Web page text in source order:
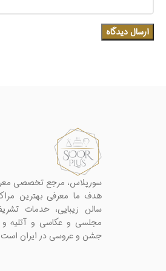
سورپلاس، مرجع تخصصی
هدف ما معرفی بهترین
سالن زیبایی، خدمات
مجلسی و عکاسی و آتلیه و
جشن و عروسی در ایران